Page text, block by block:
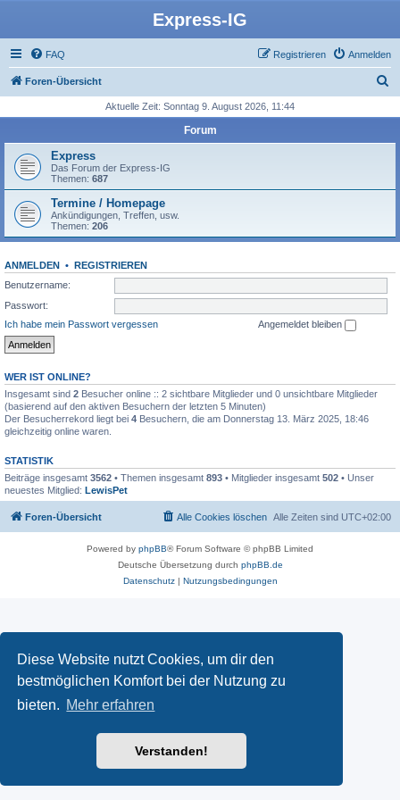
Diese Website nutzt Cookies, um dir den
bestmöglichen Komfort bei der Nutzung zu
bieten. Mehr erfahren
Verstanden!
Express-IG
FAQ Anmelden
Registrieren
Foren-Übersicht
h
Aktuelle Zeit: Sonntag 9. August 2026, 11:44
Forum
Express
Das Forum der Express-IG
Themen: 687
Termine / Homepage
Ankündigungen, Treffen, usw.
Themen: 206
ANMELDEN • REGISTRIEREN
Benutzername:
Passwort:
Ich habe mein Passwort vergessen
Angemeldet bleiben
WER IST ONLINE?
Insgesamt sind 2 Besucher online :: 2 sichtbare Mitglieder und 0 unsichtbare Mitglieder
(basierend auf den aktiven Besuchern der letzten 5 Minuten)
Der Besucherrekord liegt bei 4 Besuchern, die am Donnerstag 13. März 2025, 18:46
gleichzeitig online waren.
STATISTIK
Beiträge insgesamt 3562 • Themen insgesamt 893 • Mitglieder insgesamt 502 • Unser
neuestes Mitglied: LewisPet
Foren-Übersicht Alle Zeiten sind UTC+02:00
Alle Cookies löschen
Powered by phpBB® Forum Software © phpBB Limited
Deutsche Übersetzung durch phpBB.de
Datenschutz| Nutzungsbedingungen